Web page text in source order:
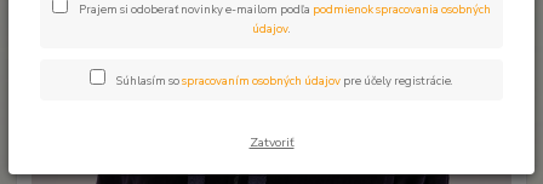
Prajem si odoberať novinky e-mailom podľa podmienok spracovania osobných
údajov.
Súhlasím sospracovaním osobných údajov pre účely registrácie.
Zatvoriť